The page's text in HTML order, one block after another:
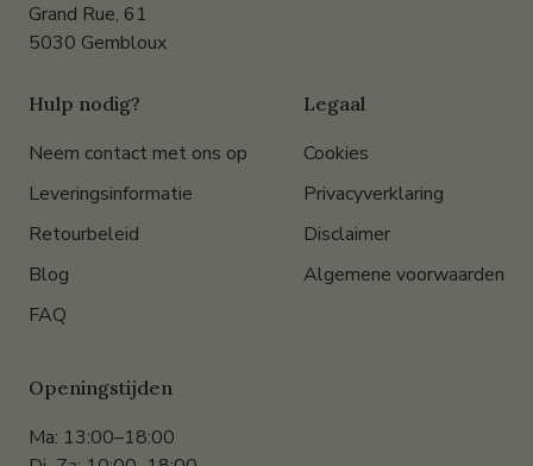
Grand Rue, 61
5030 Gembloux
Hulp nodig?
Neem contact met ons op
Leveringsinformatie
Retourbeleid
Blog
FAQ
Legaal
Cookies
Privacyverklaring
Disclaimer
Algemene voorwaarden
Openingstijden
Ma: 13:00–18:00